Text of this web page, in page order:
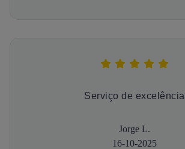
Serviço de excelência
Jorge L.
16-10-2025